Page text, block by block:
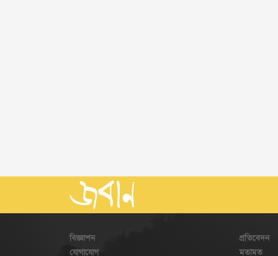
বিজ্ঞাপন
যোগাযোগ
প্রতিবেদন
মতামত